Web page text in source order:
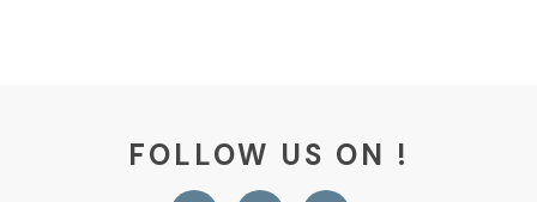
FOLLOW US ON !